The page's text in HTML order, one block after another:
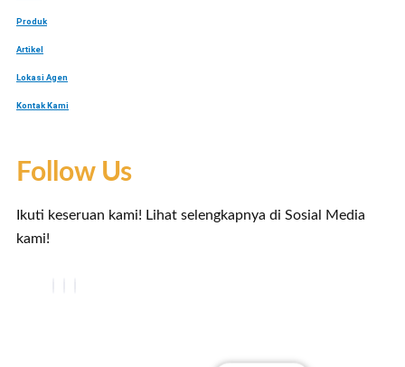
Produk
Artikel
Lokasi Agen
Kontak Kami
Follow Us
Ikuti keseruan kami! Lihat selengkapnya di Sosial Media
kami!